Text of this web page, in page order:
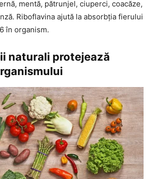
mentă, pătrunjel, ciuperci, coacăze,
Riboflavina ajută la absorbția fierului
în organism.
naturali protejează